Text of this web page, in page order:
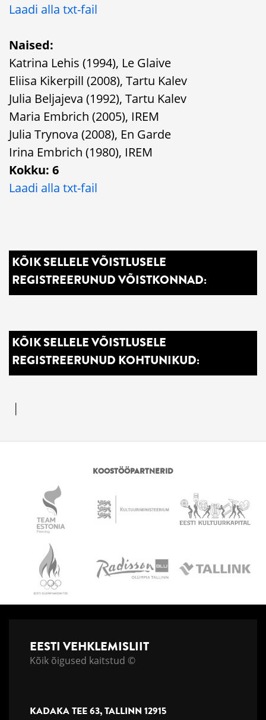
Laadi alla txt-fail
Naised:
Katrina Lehis (1994), Le Glaive
Eliisa Kikerpill (2008), Tartu Kalev
Julia Beljajeva (1992), Tartu Kalev
Maria Embrich (2005), IREM
Julia Trynova (2008), En Garde
Irina Embrich (1980), IREM
Kokku: 6
Laadi alla txt-fail
KÕIK SELLELE VÕISTLUSELE
REGISTREERUNUD VÕISTKONNAD:
KÕIK SELLELE VÕISTLUSELE
REGISTREERUNUD KOHTUNIKUD:
|
KOOSTÖÖPARTNERID
EESTI VEHKLEMISLIIT
Kõik õigused kaitstud ©
KADAKA TEE 63, TALLINN 12915